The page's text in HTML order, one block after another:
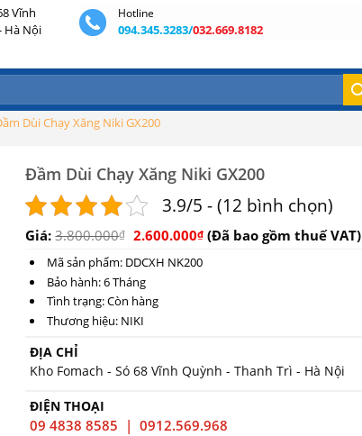
Vĩnh
Hà Nội
Hotline
094.345.3283/032.669.8182
Dùi Chạy Xăng Niki GX200
Đầm Dùi Chạy Xăng Niki GX200
3.9/5 - (12 bình chọn)
Giá:3.800.000₫ 2.600.000₫(Đã bao gồm thuế VAT)
Mã sản phẩm: DDCXH NK200
Bảo hành: 6 Tháng
Tình trạng: Còn hàng
Thương hiệu: NIKI
ĐỊA CHỈ
Kho Fomach - Só 68 Vĩnh Quỳnh - Thanh Trì - Hà Nội
ĐIỆN THOẠI
09 4838 8585 | 0912.569.968